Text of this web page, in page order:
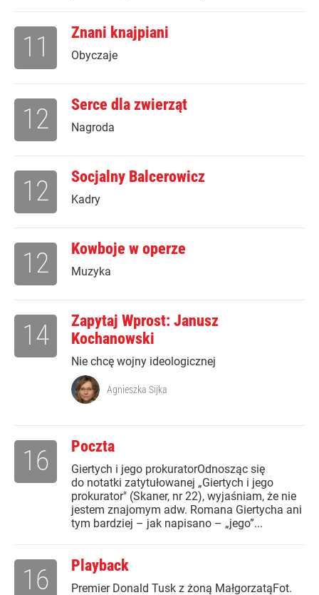
Znani knajpiani
Obyczaje
11
Serce dla zwierząt
Nagroda
12
Socjalny Balcerowicz
Kadry
12
Kowboje w operze
Muzyka
12
Zapytaj Wprost: Janusz
Kochanowski
Nie chcę wojny ideologicznej
14
Agnieszka Sijka
Poczta
Giertych i jego prokuratorOdnosząc się
do notatki zatytułowanej „Giertych i jego
prokurator" (Skaner, nr 22), wyjaśniam, że nie
jestem znajomym adw. Romana Giertycha ani
tym bardziej – jak napisano – „jego”...
16
Playback
Premier Donald Tusk z żoną MałgorzatąFot.
16